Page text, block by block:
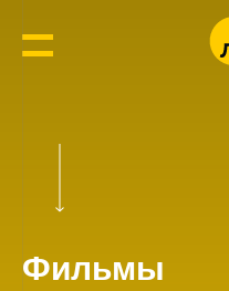
Фильмы